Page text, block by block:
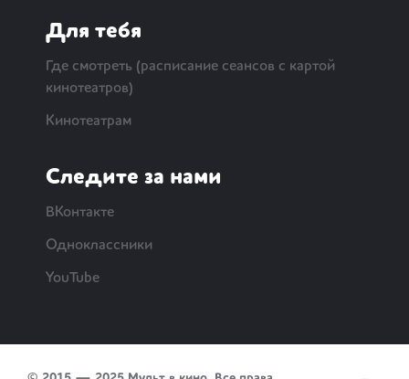
Для тебя
Где смотреть (расписание сеансов с картой
кинотеатров)
Кинотеатрам
Следите за нами
ВКонтакте
Одноклассники
YouTube